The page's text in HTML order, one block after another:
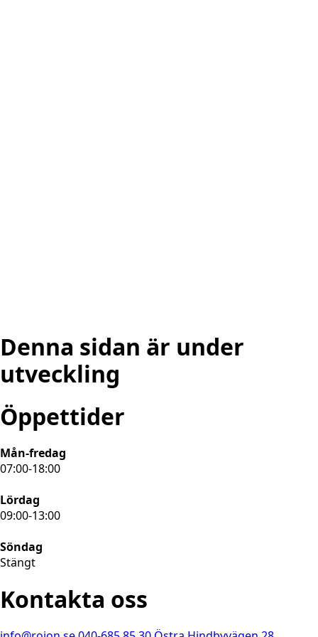
Denna sidan är under
utveckling
Öppettider
Mån-fredag
07:00-18:00
Lördag
09:00-13:00
Söndag
Stängt
Kontakta oss